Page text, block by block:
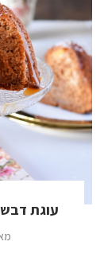
עוגת דבש